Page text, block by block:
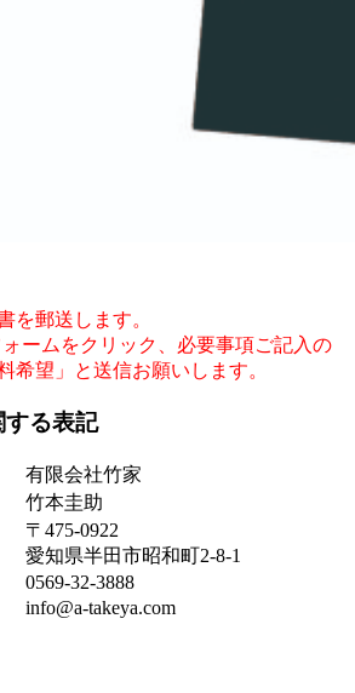
を郵送します。
ームをクリック、必要事項ご記入の
希望」と送信お願いします。
る表記
有限会社竹家
竹本圭助
〒475-0922
愛知県半田市昭和町2-8-1
0569-32-3888
info@a-takeya.com